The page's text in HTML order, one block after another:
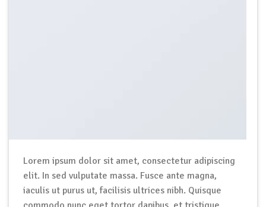
Lorem ipsum dolor sit amet, consectetur adipiscing
elit. In sed vulputate massa. Fusce ante magna,
iaculis ut purus ut, facilisis ultrices nibh. Quisque